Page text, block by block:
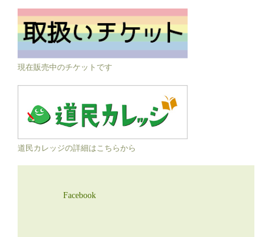
現在販売中のチケットです
道民カレッジの詳細はこちらから
Facebook